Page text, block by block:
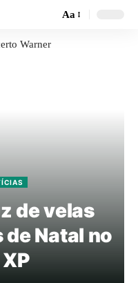
Aa
de velas
Natal no